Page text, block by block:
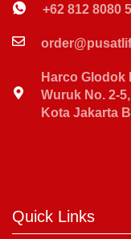
+62 812 8080
Harco Glodok
Wuruk No. 2-
Kota Jakarta
Quick Links